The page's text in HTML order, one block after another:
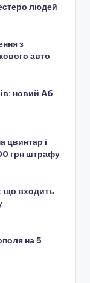
людей
з
авто
новий A6
цвинтар і
грн штрафу
що входить
на 5